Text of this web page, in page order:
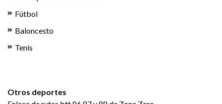
Fútbol
Baloncesto
Tenis
Otros deportes